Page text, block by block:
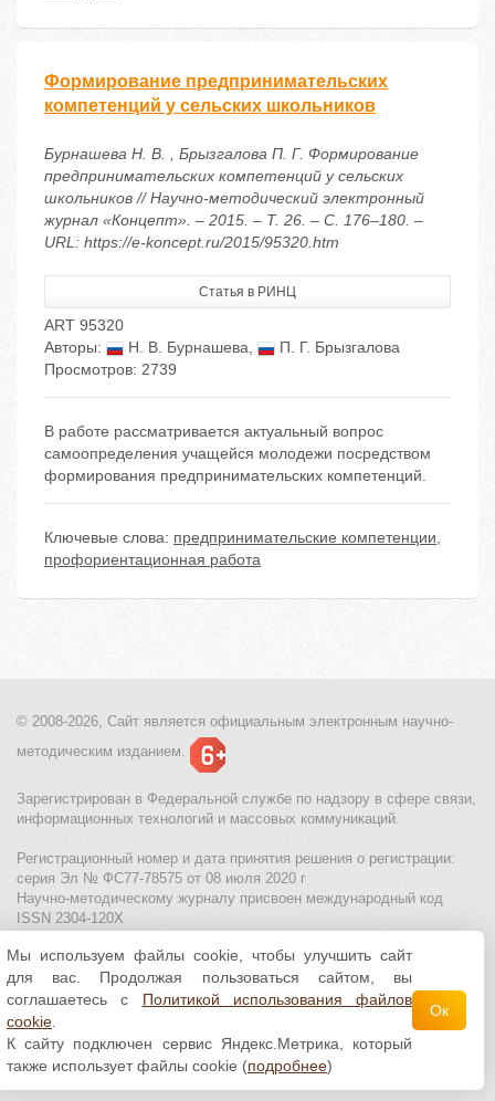
Формирование предпринимательских
компетенций у сельских школьников
Бурнашева Н. В. , Брызгалова П. Г. Формирование
предпринимательских компетенций у сельских
школьников // Научно-методический электронный
журнал «Концепт». – 2015. – Т. 26. – С. 176–180. –
URL: https://e-koncept.ru/2015/95320.htm
Статья в РИНЦ
ART 95320
Авторы:
Н. В. Бурнашева,
П. Г. Брызгалова
Просмотров: 2739
В работе рассматривается актуальный вопрос
самоопределения учащейся молодежи посредством
формирования предпринимательских компетенций.
Ключевые слова: предпринимательские компетенции,
профориентационная работа
© 2008-2026, Сайт является официальным электронным научно-
методическим изданием.
Зарегистрирован в Федеральной службе по надзору в сфере связи,
информационных технологий и массовых коммуникаций.
Регистрационный номер и дата принятия решения о регистрации:
серия Эл № ФС77-78575 от 08 июля 2020 г
Научно-методическому журналу присвоен международный код
ISSN 2304-120X
МЦИТО|Школьные олимпиады и онлайн конкурсы для детей
Политика использования файлов cookie| Политика обработки и
защиты персональных данных
Все материалы доступны полицензии Creative
Commons С указанием авторства 4.0 Всемирная
Мы используем файлы cookie, чтобы улучшить сайт
для вас. Продолжая пользоваться сайтом, вы
соглашаетесь с Политикой использования файлов
cookie
К сайту подключен сервис Яндекс.Метрика, который
также использует файлы cookie (подробнее)
Ок